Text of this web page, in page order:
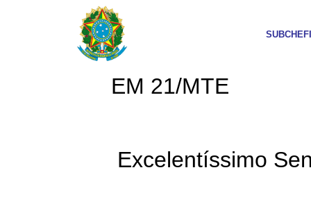
EM 21/MTE
Excelentíssimo